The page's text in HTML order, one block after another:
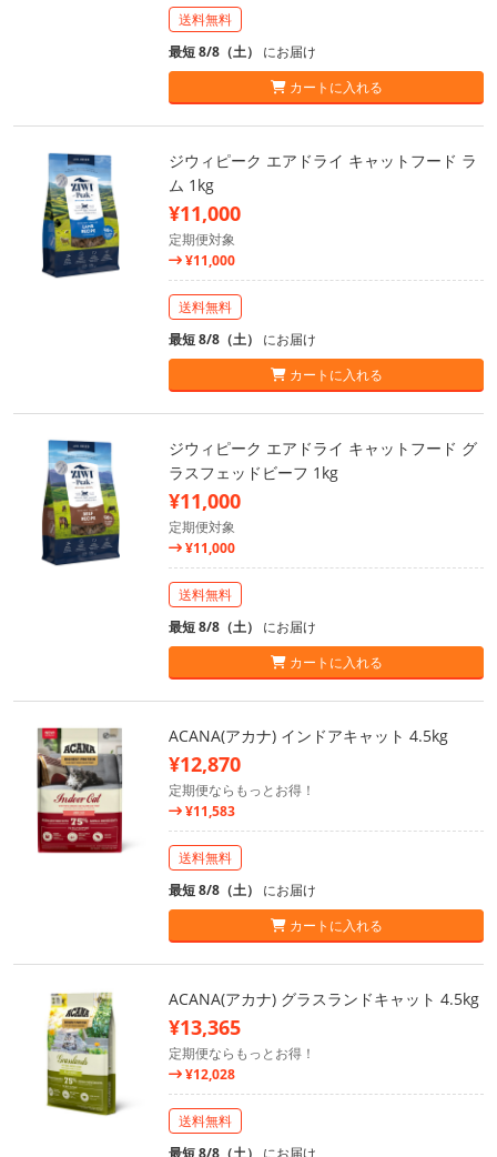
送料無料
最短 8/8（土） にお届け
カートに入れる
ジウィピーク エアドライ キャットフード ラ
ム 1kg
¥11,000
定期便対象
¥11,000
送料無料
最短 8/8（土） にお届け
カートに入れる
ジウィピーク エアドライ キャットフード グ
ラスフェッドビーフ 1kg
¥11,000
定期便対象
¥11,000
送料無料
最短 8/8（土） にお届け
カートに入れる
ACANA(アカナ) インドアキャット 4.5kg
¥12,870
定期便ならもっとお得！
¥11,583
送料無料
最短 8/8（土） にお届け
カートに入れる
ACANA(アカナ) グラスランドキャット 4.5kg
¥13,365
定期便ならもっとお得！
¥12,028
送料無料